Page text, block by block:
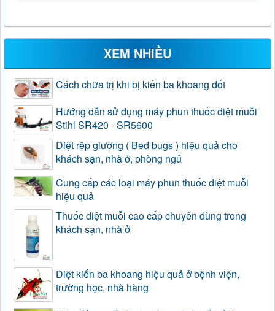
XEM NHIỀU
Cách chữa trị khi bị kiến ba khoang đốt
Hướng dẫn sử dụng máy phun thuốc diệt muỗi
Stihl SR420 - SR5600
Diệt rệp giường ( Bed bugs ) hiệu quả cho
khách sạn, nhà ở, phòng ngủ
Cung cấp các loại máy phun thuốc diệt muỗi
hiệu quả
Thuốc diệt muỗi cao cấp chuyên dùng trong
khách sạn, nhà ở
Diệt kiến ba khoang hiệu quả ở bệnh viện,
trường học, nhà hàng